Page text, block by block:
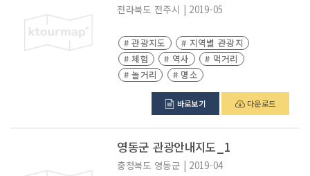
전라북도 전주시 | 2019-05
# 관광지도
# 지역별 관광지
# 체험
# 역사
# 먹거리
# 놀거리
# 명소
바로보기 다운로드
영동군 관광안내지도_1
충청북도 영동군 | 2019-04